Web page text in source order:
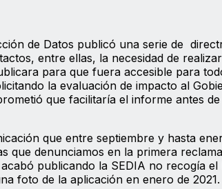
de Datos publicó una serie de
entre ellas, la necesidad de
para que fuera accesible para
la evaluación de impacto al
que facilitaría el informe antes
que entre septiembre y hasta
que denunciamos en la primera
publicando la SEDIA no recogía el
foto de la aplicación en enero de 2021.